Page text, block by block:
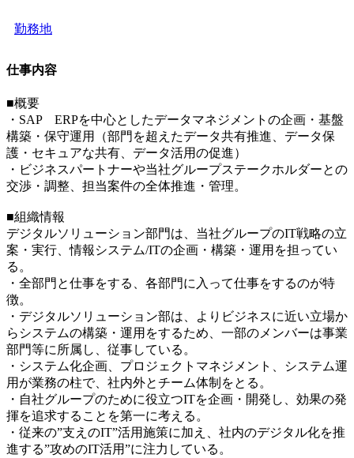
勤務地
仕事内容
■概要
・SAP ERPを中心としたデータマネジメントの企画・基盤
構築・保守運用（部門を超えたデータ共有推進、データ保
護・セキュアな共有、データ活用の促進）
・ビジネスパートナーや当社グループステークホルダーとの
交渉・調整、担当案件の全体推進・管理。
■組織情報
デジタルソリューション部門は、当社グループのIT戦略の立
案・実行、情報システム/ITの企画・構築・運用を担ってい
る。
・全部門と仕事をする、各部門に入って仕事をするのが特
徴。
・デジタルソリューション部は、よりビジネスに近い立場か
らシステムの構築・運用をするため、一部のメンバーは事業
部門等に所属し、従事している。
・システム化企画、プロジェクトマネジメント、システム運
用が業務の柱で、社内外とチーム体制をとる。
・自社グループのために役立つITを企画・開発し、効果の発
揮を追求することを第一に考える。
・従来の”支えのIT”活用施策に加え、社内のデジタル化を推
進する”攻めのIT活用”に注力している。